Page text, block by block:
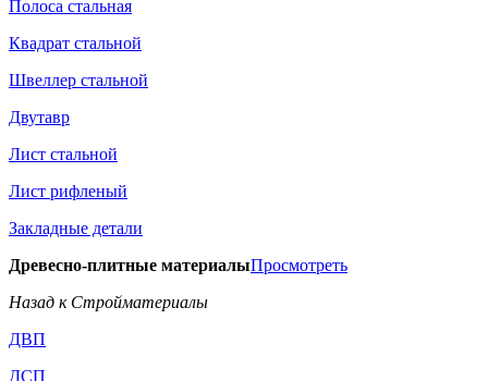
Полоса стальная
Квадрат стальной
Швеллер стальной
Двутавр
Лист стальной
Лист рифленый
Закладные детали
Древесно-плитные материалыПросмотреть
Назад к Стройматериалы
ДВП
ДСП